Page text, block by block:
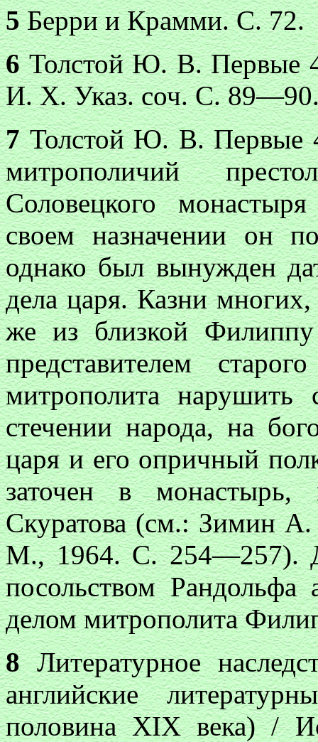
5Берри и Крамми. С. 72.
6Толстой Ю. В. Первые
И. X. Указ. соч. С.
7Толстой Ю. В. Первые
митрополичий
Соловецкого
своем назначении он
однако был вынужден
дела царя. Казни
же из близкой
представителем
митрополита
стечении народа, на
царя и его опричный
заточен в
Скуратова (см.: Зимин
М., 1964. С. 254—257).
посольством Рандольфа
делом митрополита
8Литературное
английские
половина XIX века) /